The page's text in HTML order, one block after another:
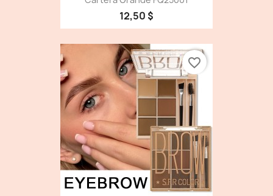
12,50 $
favorite_border